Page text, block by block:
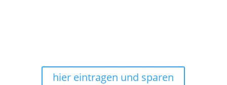
hier eintragen und sparen